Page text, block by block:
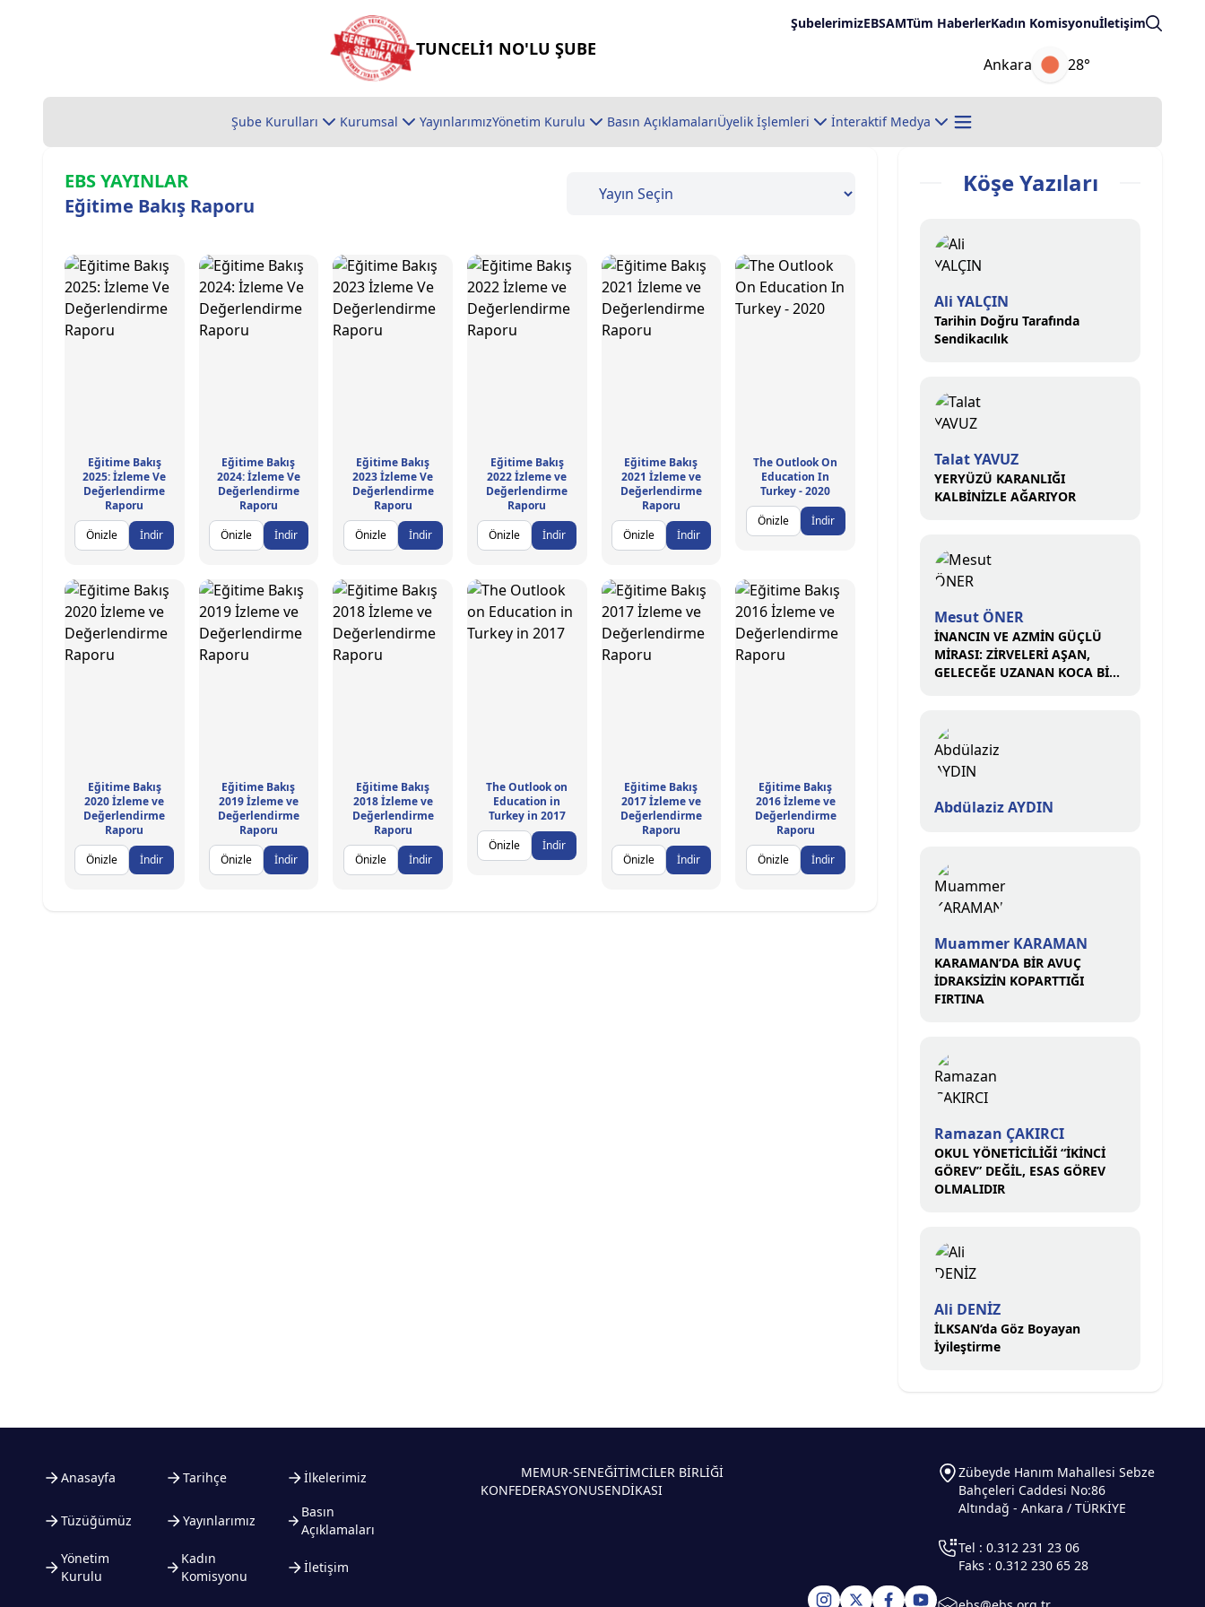
TUNCELİ1 NO'LU ŞUBE
ŞubelerimizEBSAMTüm HaberlerKadın Komisyonuİletişim
Ankara 28°
Şube Kurulları Kurumsal YayınlarımızYönetim Kurulu Basın AçıklamalarıÜyelik İşlemleri İnteraktif Medya
EBS YAYINLAR
Eğitime Bakış Raporu
Eğitime Bakış
2025: İzleme Ve
Değerlendirme
Raporu
Önizle
İndir
Eğitime Bakış
2024: İzleme Ve
Değerlendirme
Raporu
Önizle
İndir
Eğitime Bakış
2023 İzleme Ve
Değerlendirme
Raporu
Önizle
İndir
Eğitime Bakış
2022 İzleme ve
Değerlendirme
Raporu
Önizle
İndir
Eğitime Bakış
2021 İzleme ve
Değerlendirme
Raporu
Önizle
İndir
The Outlook On
Education In
Turkey - 2020
Önizle
İndir
Eğitime Bakış
2020 İzleme ve
Değerlendirme
Raporu
Önizle
İndir
Eğitime Bakış
2019 İzleme ve
Değerlendirme
Raporu
Önizle
İndir
Eğitime Bakış
2018 İzleme ve
Değerlendirme
Raporu
Önizle
İndir
The Outlook on
Education in
Turkey in 2017
Önizle
İndir
Eğitime Bakış
2017 İzleme ve
Değerlendirme
Raporu
Önizle
İndir
Eğitime Bakış
2016 İzleme ve
Değerlendirme
Raporu
Önizle
İndir
Köşe Yazıları
Ali YALÇIN
Tarihin Doğru Tarafında
Sendikacılık
Talat YAVUZ
YERYÜZÜ KARANLIĞI
KALBİNİZLE AĞARIYOR
Mesut ÖNER
İNANCIN VE AZMİN GÜÇLÜ
MİRASI: ZİRVELERİ AŞAN,
GELECEĞE UZANAN KOCA BİR
Abdülaziz AYDIN
Muammer KARAMAN
KARAMAN’DA BİR AVUÇ
İDRAKSİZİN KOPARTTIĞI
FIRTINA
Ramazan ÇAKIRCI
OKUL YÖNETİCİLİĞİ “İKİNCİ
GÖREV” DEĞİL, ESAS GÖREV
OLMALIDIR
Ali DENİZ
İLKSAN’da Göz Boyayan
İyileştirme
Anasayfa Tarihçe İlkelerimiz
Tüzüğümüz Yayınlarımız
Basın
Açıklamaları
Yönetim
Kurulu
Kadın
Komisyonu
İletişim
MEMUR-SEN
KONFEDERASYONU
EĞİTİMCİLER BİRLİĞİ
SENDİKASI
Zübeyde Hanım Mahallesi Sebze
Bahçeleri Caddesi No:86
Altındağ - Ankara / TÜRKİYE
Tel : 0.312 231 23 06
Faks : 0.312 230 65 28